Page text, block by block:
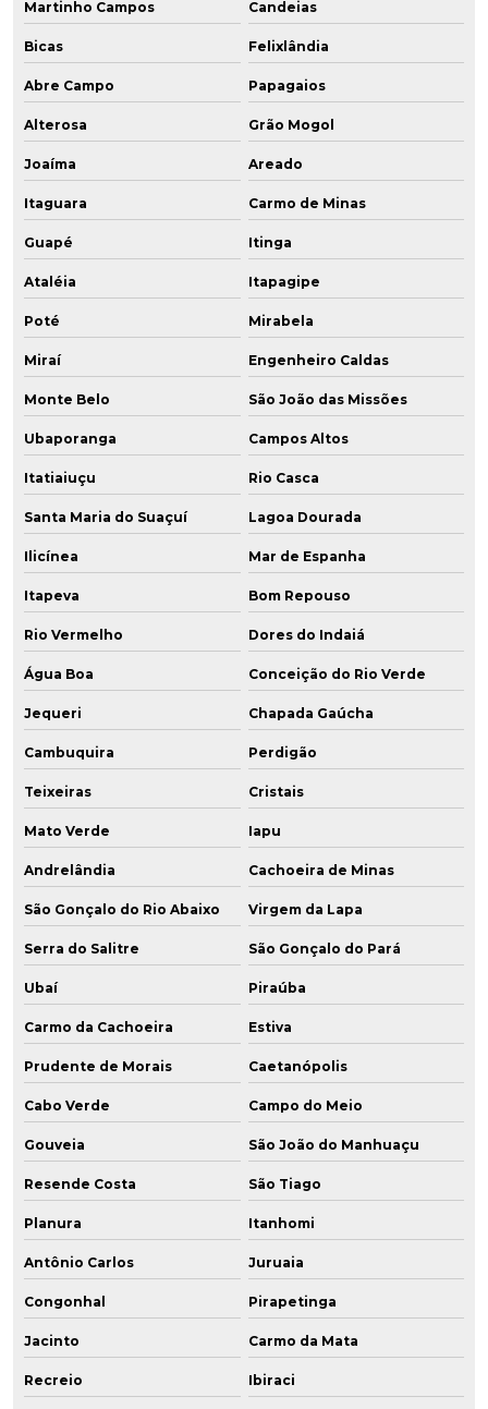
Martinho Campos Candeias
Bicas Felixlândia
Abre Campo Papagaios
Alterosa Grão Mogol
Joaíma Areado
Itaguara Carmo de Minas
Guapé Itinga
Ataléia Itapagipe
Poté Mirabela
Miraí Engenheiro Caldas
Monte Belo São João das Missões
Ubaporanga Campos Altos
Itatiaiuçu Rio Casca
Santa Maria do Suaçuí Lagoa Dourada
Ilicínea Mar de Espanha
Itapeva Bom Repouso
Rio Vermelho Dores do Indaiá
Água Boa Conceição do Rio Verde
Jequeri Chapada Gaúcha
Cambuquira Perdigão
Teixeiras Cristais
Mato Verde Iapu
Andrelândia Cachoeira de Minas
São Gonçalo do Rio Abaixo Virgem da Lapa
Serra do Salitre São Gonçalo do Pará
Ubaí Piraúba
Carmo da Cachoeira Estiva
Prudente de Morais Caetanópolis
Cabo Verde Campo do Meio
Gouveia São João do Manhuaçu
Resende Costa São Tiago
Planura Itanhomi
Antônio Carlos Juruaia
Congonhal Pirapetinga
Jacinto Carmo da Mata
Recreio Ibiraci